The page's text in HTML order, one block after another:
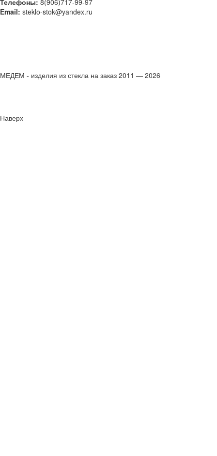
Телефоны: 8(906)717-99-97
Email: steklo-stok@yandex.ru
МЕДЕМ - изделия из стекла на заказ 2011 — 2026
Наверх